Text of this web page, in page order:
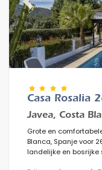
Previous
Casa Rosalia
Javea, Costa
Grote en
Blanca, Spanje voor
landelijke en